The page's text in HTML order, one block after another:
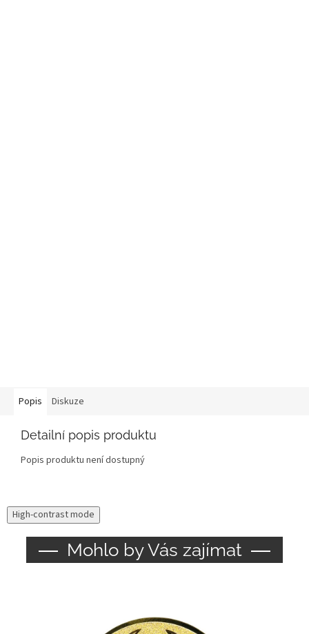
Popis Diskuze
Detailní popis produktu
Popis produktu není dostupný
High-contrast mode
Mohlo by Vás zajímat